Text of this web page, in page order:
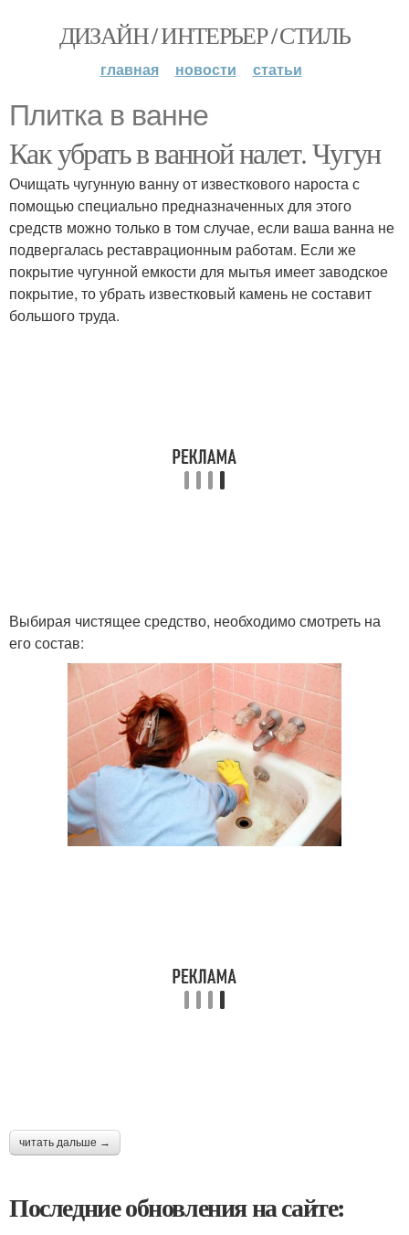
ДИЗАЙН / ИНТЕРЬЕР / СТИЛЬ
главная новости статьи
Плитка в ванне
Как убрать в ванной налет. Чугун
Очищать чугунную ванну от известкового нароста с
помощью специально предназначенных для этого
средств можно только в том случае, если ваша ванна не
подвергалась реставрационным работам. Если же
покрытие чугунной емкости для мытья имеет заводское
покрытие, то убрать известковый камень не составит
большого труда.
Выбирая чистящее средство, необходимо смотреть на
его состав:
читать дальше →
Последние обновления на сайте: